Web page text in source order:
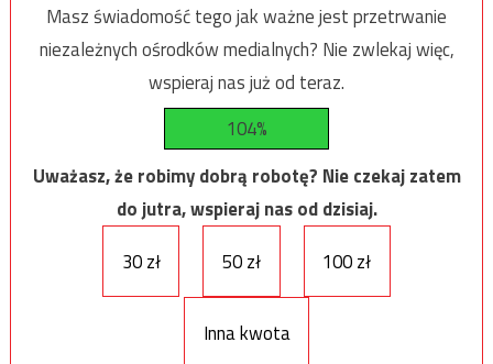
Masz świadomość tego jak ważne jest przetrwanie
niezależnych ośrodków medialnych? Nie zwlekaj więc,
wspieraj nas już od teraz.
104%
Uważasz, że robimy dobrą robotę? Nie czekaj zatem
do jutra, wspieraj nas od dzisiaj.
30 zł
50 zł 100 zł
Inna kwota